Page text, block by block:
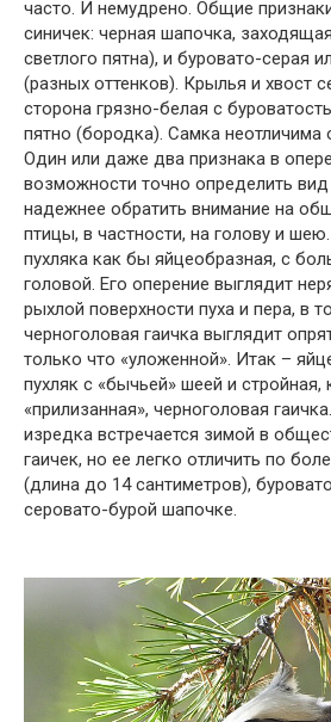
часто. И немудрено. Общие
синичек: черная шапочка,
светлого пятна), и буровато-серая
(разных оттенков). Крылья и хвост
сторона грязно-белая с
пятно (бородка). Самка неотличима
Один или даже два признака в
возможности точно определить вид
надежнее обратить внимание на
птицы, в частности, на голову и
пухляка как бы яйцеобразная, с
головой. Его оперение выглядит
рыхлой поверхности пуха и пера, в
черноголовая гаичка выглядит
только что «уложенной». Итак –
пухляк с «бычьей» шеей и стройная,
«прилизанная», черноголовая
изредка встречается зимой в
гаичек, но ее легко отличить по
(длина до 14 сантиметров),
серовато-бурой шапочке.